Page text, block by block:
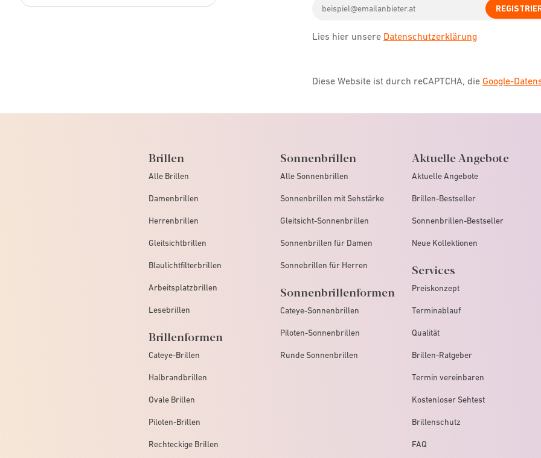
address
Lies hier unsere Datenschutzerklärung
Diese Website ist durch reCAPTCHA, die Google-
Brillen
Alle Brillen
Damenbrillen
Herrenbrillen
Gleitsichtbrillen
Blaulichtfilterbrillen
Arbeitsplatzbrillen
Lesebrillen
Brillenformen
Cateye-Brillen
Halbrandbrillen
Ovale Brillen
Piloten-Brillen
Rechteckige Brillen
Sonnenbrillen
Alle Sonnenbrillen
Sonnenbrillen mit Sehstärke
Gleitsicht-Sonnenbrillen
Sonnenbrillen für Damen
Sonnebrillen für Herren
Sonnenbrillenformen
Cateye-Sonnenbrillen
Piloten-Sonnenbrillen
Runde Sonnenbrillen
Aktuelle Angebote
Aktuelle Angebote
Brillen-Bestseller
Sonnenbrillen-Bestseller
Neue Kollektionen
Services
Preiskonzept
Terminablauf
Qualität
Brillen-Ratgeber
Termin vereinbaren
Kostenloser Sehtest
Brillenschutz
FAQ